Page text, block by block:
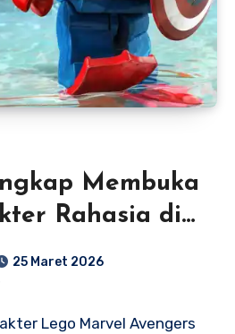
Membuka
Rahasia di
25 Maret 2026